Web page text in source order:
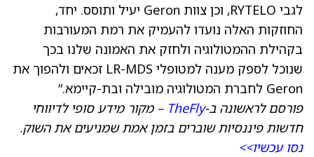
לגבי RYTELO, וכן צוות Geron יעיל ותוסס. יחד,
החוזקות האלה נועדו להעמיק את רמת המעורבות
בקהילת ההמטולוגיה ולחזק את האמונה שלנו בכך
שנוכל לספק מענה למטופלי LR-MDS זכאים ולהפוך את
Geron לחברת המטולוגיה מובילה ובת-קיימא.”
פורסם לראשונה ב-TheFly – מקור מידע סופי לדיווחי
חדשות פיננסיות שוברים בזמן אמת שמניעים את השוק.
נסו עכשיו>>